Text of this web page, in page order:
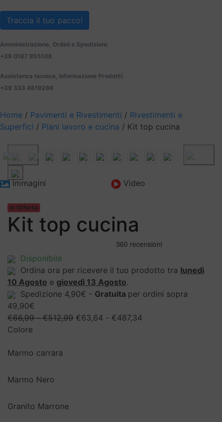
Traccia il tuo pacco!
Amministrazione, Ordini e Spedizioni:
+39 0187 955108
Assistenza tecnica, Informazione Prodotti:
+39 333 4819266
Home / Pavimenti e Rivestimenti / Rivestimenti e
Superfici / Piani lavoro e cucina / Kit top cucina
Previous
Immagini Video
In Offerta
Kit top cucina
Disponibile
Ordina ora per ricevere il tuo prodotto tra lunedì
10 Agosto e giovedì 13 Agosto.
Spedizione 4,90€ - Gratuita per ordini sopra
49,90€
€66,99 - €512,99Fascia
€63,64 - €487,34
Colore
Marmo carrara
Marmo Nero
Granito Marrone